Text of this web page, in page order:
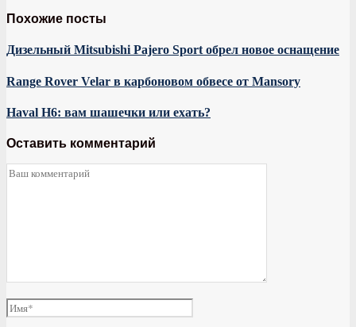
Похожие посты
Дизельный Mitsubishi Pajero Sport обрел новое оснащение
Range Rover Velar в карбоновом обвесе от Mansory
Haval H6: вам шашечки или ехать?
Оставить комментарий